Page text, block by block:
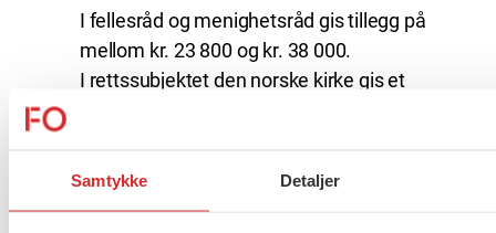
Samtykke Detaljer
I fellesråd og menighetsråd gis tillegg på
mellom kr. 23 800 og kr. 38 000.
I rettssubjektet den norske kirke gis et
kronetillegg som ikke er lavere enn kr 37 500.